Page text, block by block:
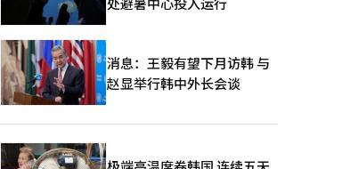
消息：王毅有望下月访韩 与
赵显举行韩中外长会谈